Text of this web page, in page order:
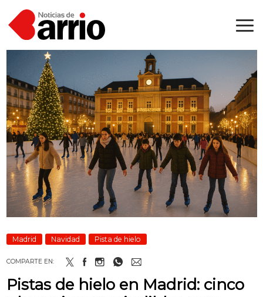
Madrid Navidad Pista de hielo
COMPARTE EN:
Pistas de hielo en Madrid: cinco